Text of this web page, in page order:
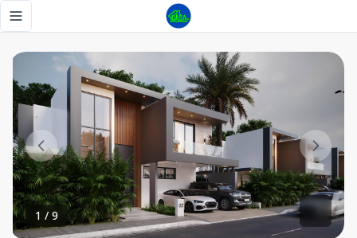
Toggle navigation menu
1 / 9
Proyecto de villas en brisas de punta cana - Tu Casa RD